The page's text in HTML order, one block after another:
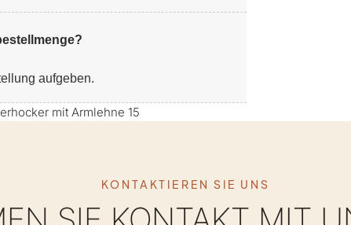
aufgeben.
KONTAKTIEREN SIE UNS